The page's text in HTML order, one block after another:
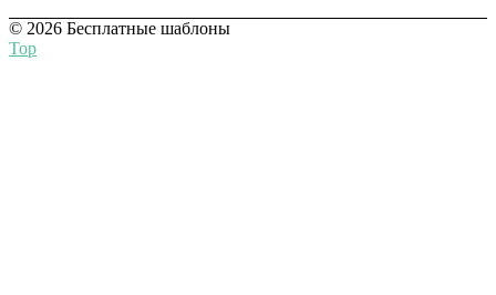
© 2026 Бесплатные шаблоны
Top